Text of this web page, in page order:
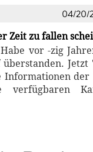
04/20/
Zeit zu fallen
vor -zig
der